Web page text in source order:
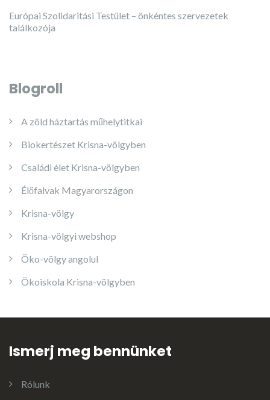
Európai Szolidaritási Testület – önkéntes szervezetek
találkozója
Blogroll
A zöld háztartás műhelytitkai
Biokertészet Krisna-völgyben
Családi élet Krisna-völgyben
Élőfalvak Magyarországon
Krisna-völgy
Krisna-völgyi webshop
Öko-völgy angolul
Ökoiskola Krisna-völgyben
Ismerj meg bennünket
Rólunk